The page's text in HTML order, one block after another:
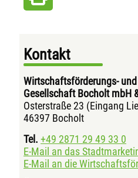
Kontakt
Wirtschaftsförderungs-
Gesellschaft Bocholt mbH
Osterstraße 23 (Eingang
46397 Bocholt
Tel. +49 2871 29 49 33 0
E-Mail an das
E-Mail an die